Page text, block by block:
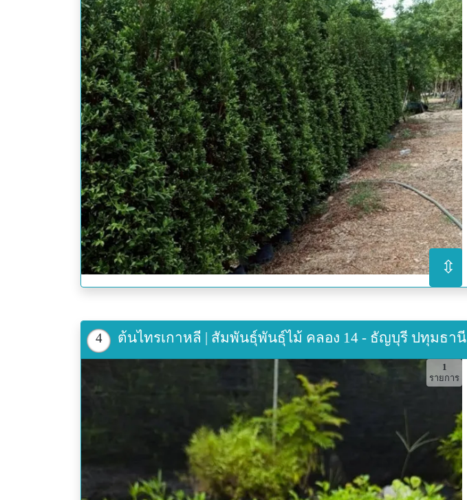
⇳
4 ต้นไทรเกาหลี | สัมพันธุ์พันธุ์ไม้ คลอง 14 - ธัญบุรี ปทุมธานี
1
รายการ